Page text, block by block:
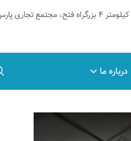
کیلومتر ۴ بزرگراه فتح، مجتمع تجاری پارس غدیر، طبقه ۲، واحد ۵
درباره ما